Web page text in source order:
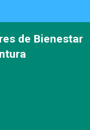
de Bienestar